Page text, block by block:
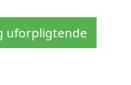
uforpligtende